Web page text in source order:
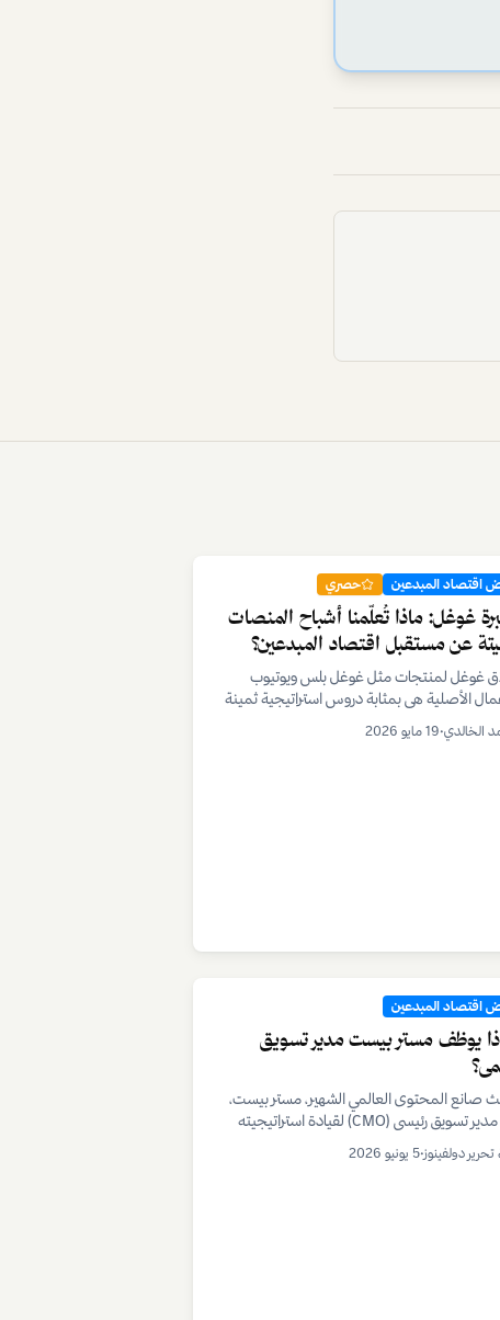
اقتصاد المبدعين
يستهلك العرب مواقع التواصل
الصورة الكاملة
معمّق يستعرض أحدث التوجهات حول كيفية
المنطقة العربية لمنصات التواصل
سلوكية واقتصادية مهمة.
تحرير دولفينوز •24 مايو 2026